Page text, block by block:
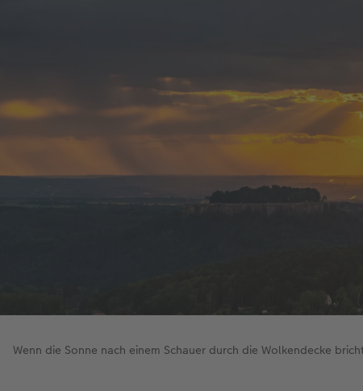
Wenn die Sonne nach einem Schauer durch die Wolkendecke